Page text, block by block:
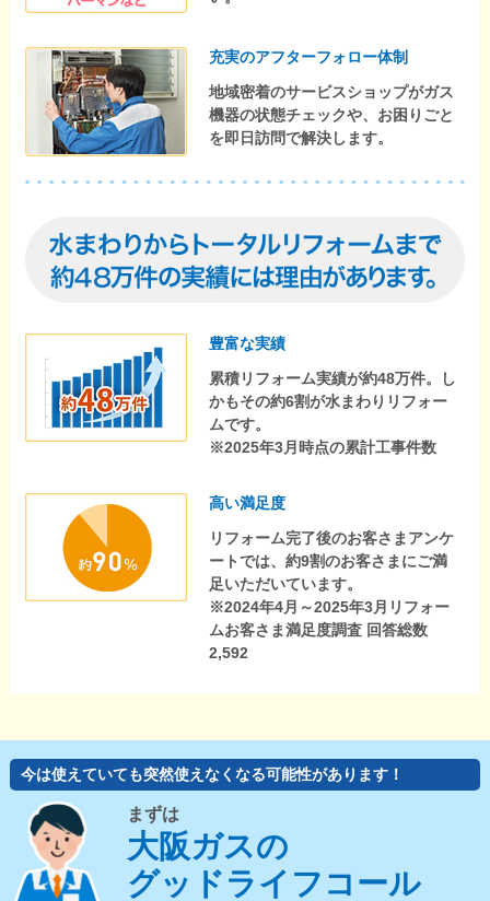
充実のアフターフォロー体制
地域密着のサービスショップがガス
機器の状態チェックや、お困りごと
を即日訪問で解決します。
豊富な実績
累積リフォーム実績が約48万件。し
かもその約6割が水まわりリフォー
ムです。
※2025年3月時点の累計工事件数
高い満足度
リフォーム完了後のお客さまアンケ
ートでは、約9割のお客さまにご満
足いただいています。
※2024年4月～2025年3月リフォー
ムお客さま満足度調査 回答総数
2,592
今は使えていても突然使えなくなる可能性があります！
まずは
大阪ガスの
グッドライフコール